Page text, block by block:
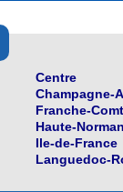
Centre
Champagne-
Franche-
Haute-
Ile-de-France
Languedoc-